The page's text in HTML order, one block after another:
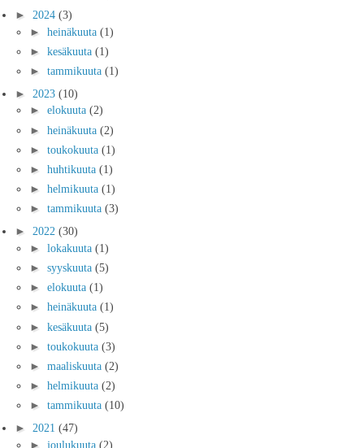
► 2024 (3)
► heinäkuuta (1)
► kesäkuuta (1)
► tammikuuta (1)
► 2023 (10)
► elokuuta (2)
► heinäkuuta (2)
► toukokuuta (1)
► huhtikuuta (1)
► helmikuuta (1)
► tammikuuta (3)
► 2022 (30)
► lokakuuta (1)
► syyskuuta (5)
► elokuuta (1)
► heinäkuuta (1)
► kesäkuuta (5)
► toukokuuta (3)
► maaliskuuta (2)
► helmikuuta (2)
► tammikuuta (10)
► 2021 (47)
► joulukuuta (2)